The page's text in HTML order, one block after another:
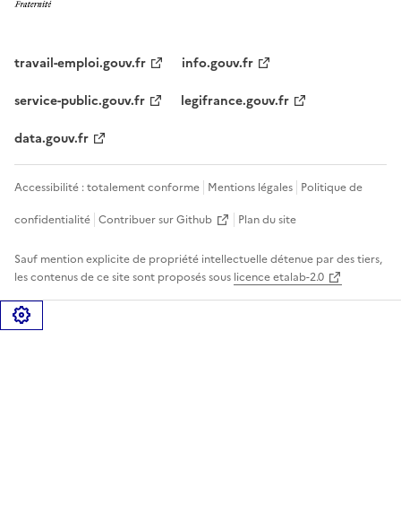
travail-emploi.gouv.fr
info.gouv.fr
service-public.gouv.fr
legifrance.gouv.fr
data.gouv.fr
Accessibilité : totalement conforme Mentions légales Politique de
confidentialité Contribuer sur Github Plan du site
Sauf mention explicite de propriété intellectuelle détenue par des tiers,
les contenus de ce site sont proposés sous licence etalab-2.0
Gérer les cookies